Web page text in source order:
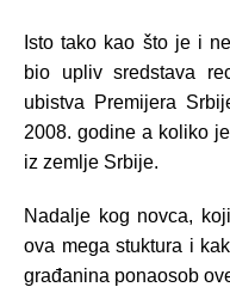
Isto tako kao što je i
bio upliv sredstava
ubistva Premijera
2008. godine a koliko
iz zemlje Srbije.
Nadalje kog novca,
ova mega stuktura i
građanina ponaosob